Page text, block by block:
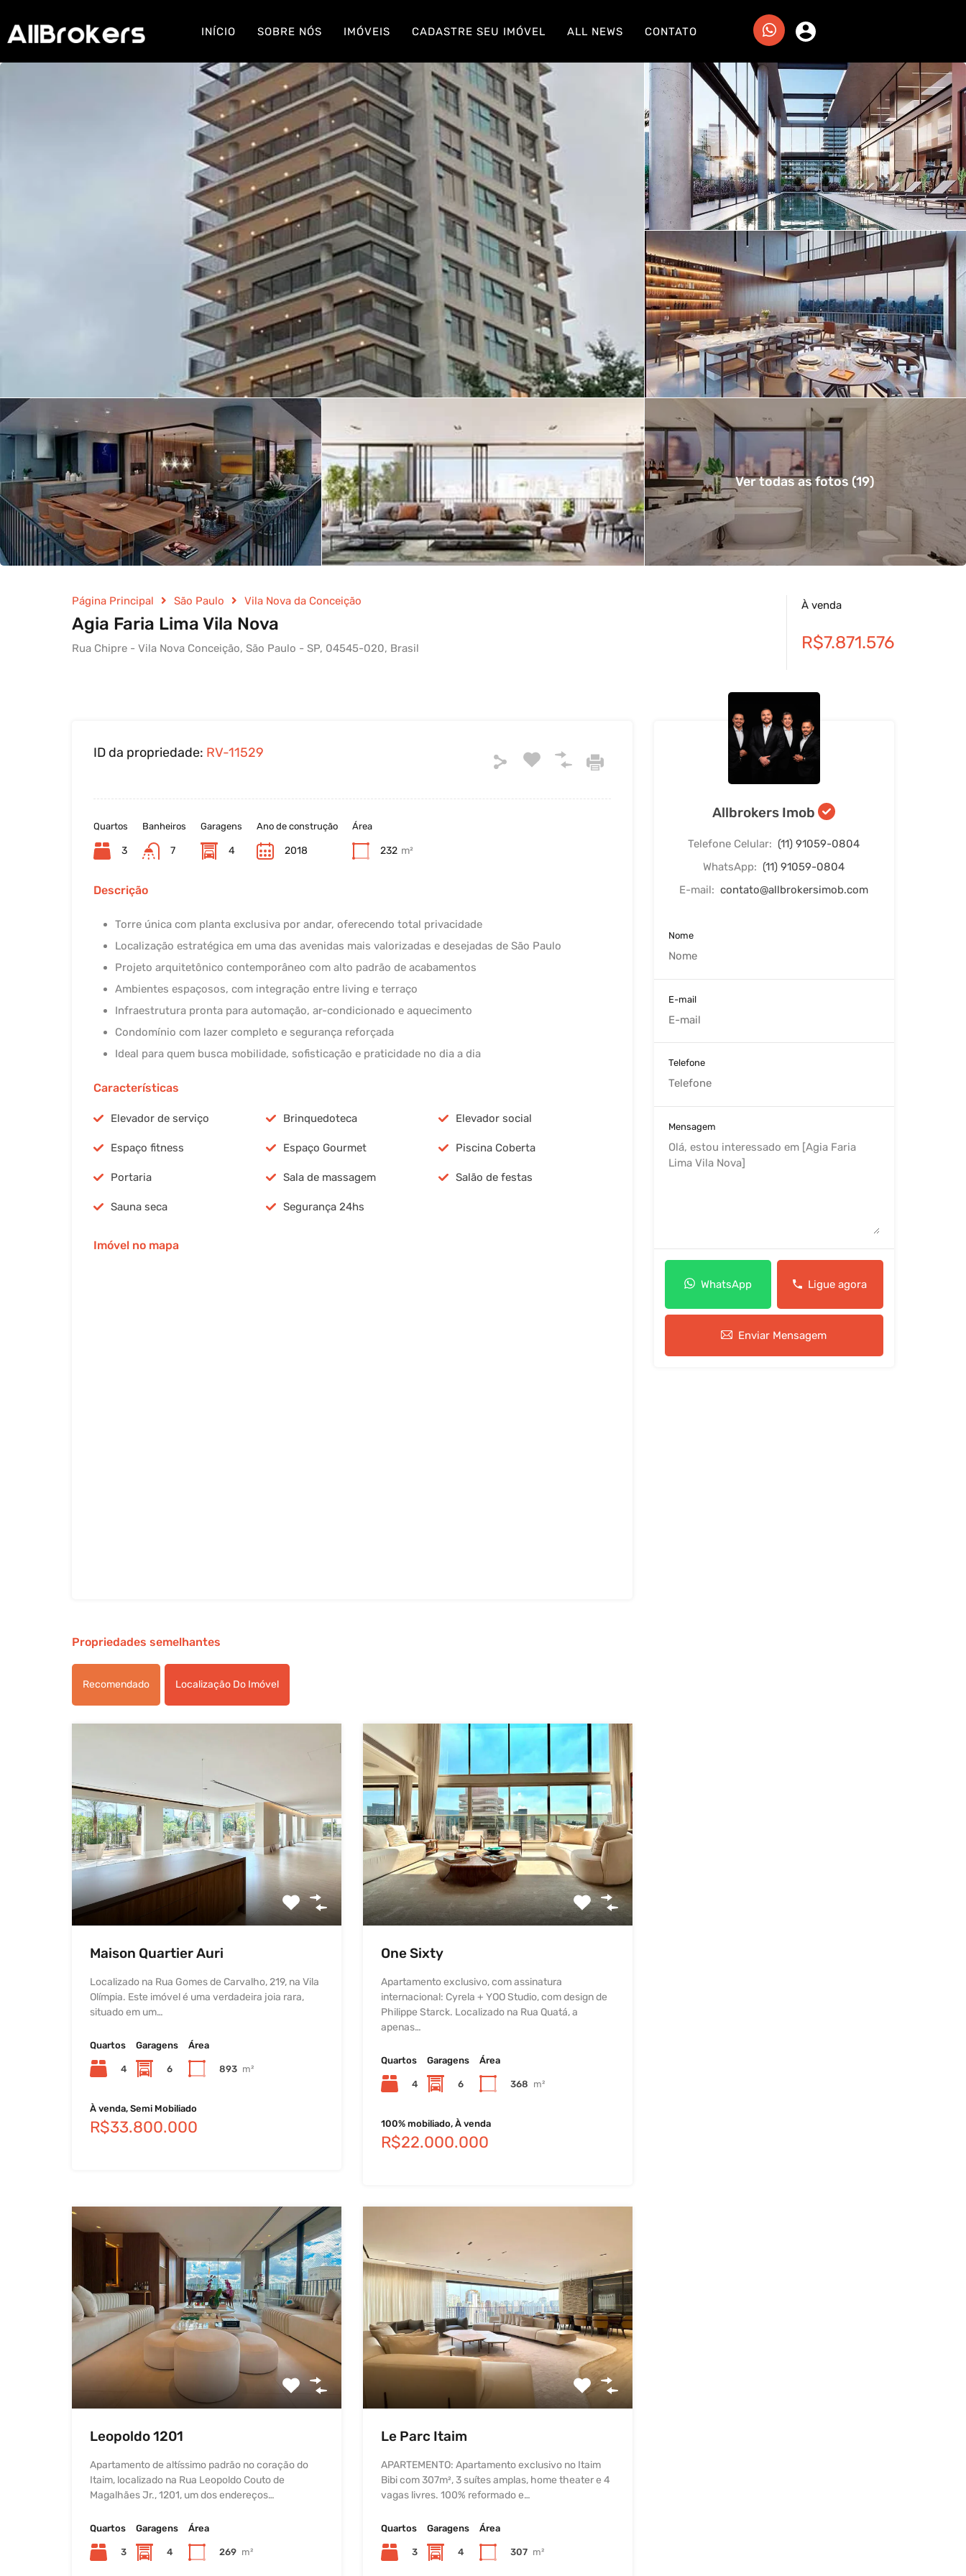
INÍCIO SOBRE NÓS IMÓVEIS CADASTRE SEU IMÓVEL ALL NEWS CONTATO
Ver todas as fotos (19)
Página Principal São Paulo Vila Nova da Conceição
Agia Faria Lima Vila Nova
Rua Chipre - Vila Nova Conceição, São Paulo - SP, 04545-020, Brasil
À venda
R$7.871.576
ID da propriedade: RV-11529
Quartos
3
Banheiros
7
Garagens
4
Ano de construção
2018
Área
232 m²
Descrição
Torre única com planta exclusiva por andar, oferecendo total privacidade
Localização estratégica em uma das avenidas mais valorizadas e desejadas de São Paulo
Projeto arquitetônico contemporâneo com alto padrão de acabamentos
Ambientes espaçosos, com integração entre living e terraço
Infraestrutura pronta para automação, ar-condicionado e aquecimento
Condomínio com lazer completo e segurança reforçada
Ideal para quem busca mobilidade, sofisticação e praticidade no dia a dia
Características
Elevador de serviço Brinquedoteca Elevador social
Espaço fitness Espaço Gourmet Piscina Coberta
Portaria Sala de massagem Salão de festas
Sauna seca Segurança 24hs
Imóvel no mapa
Propriedades semelhantes
Recomendado Localização Do Imóvel
Maison Quartier Auri
Localizado na Rua Gomes de Carvalho, 219, na Vila
Olímpia. Este imóvel é uma verdadeira joia rara,
situado em um…
Quartos
4
Garagens
6
Área
893 m²
À venda, Semi Mobiliado
R$33.800.000
One Sixty
Apartamento exclusivo, com assinatura
internacional: Cyrela + YOO Studio, com design de
Philippe Starck. Localizado na Rua Quatá, a
apenas…
Quartos
4
Garagens
6
Área
368 m²
100% mobiliado, À venda
R$22.000.000
Leopoldo 1201
Apartamento de altíssimo padrão no coração do
Itaim, localizado na Rua Leopoldo Couto de
Magalhães Jr., 1201, um dos endereços…
Quartos
3
Garagens
4
Área
269 m²
Le Parc Itaim
APARTEMENTO: Apartamento exclusivo no Itaim
Bibi com 307m², 3 suítes amplas, home theater e 4
vagas livres. 100% reformado e…
Quartos
3
Garagens
4
Área
307 m²
Allbrokers Imob
Telefone Celular: (11) 91059-0804
WhatsApp: (11) 91059-0804
E-mail: contato@allbrokersimob.com
Nome
E-mail
Telefone
Mensagem
WhatsApp Ligue agora
Enviar Mensagem